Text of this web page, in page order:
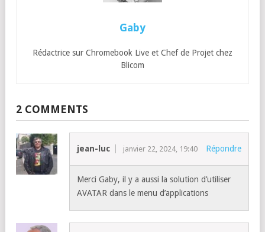
Gaby
Rédactrice sur Chromebook Live et Chef de Projet chez
Blicom
2 COMMENTS
jean-luc janvier 22, 2024, 19:40 Répondre
Merci Gaby, il y a aussi la solution d’utiliser
AVATAR dans le menu d’applications